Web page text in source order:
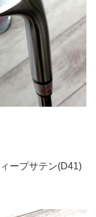
ープサテン(D41)